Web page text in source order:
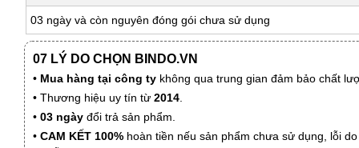
03 ngày và còn nguyên đóng gói chưa sử dụng
07 LÝ DO CHỌN BINDO.VN
• Mua hàng tại công ty không qua trung gian đảm bảo chất
• Thương hiệu uy tín từ 2014.
• 03 ngày đổi trả sản phẩm.
• CAM KẾT 100% hoàn tiền nếu sản phẩm chưa sử dụng, lỗi